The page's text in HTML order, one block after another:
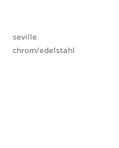
seville
chrom/edelstahl